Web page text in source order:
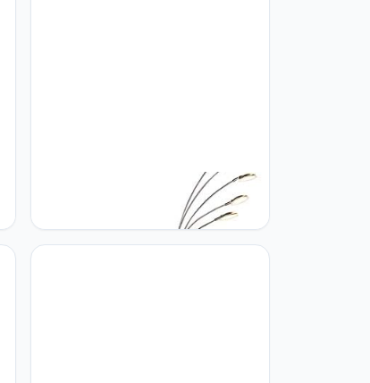
Qazqa QAZQA - Design Floor Lamp
Steel | Silver incl. LED with touch
dimmer - Sixties Trento | Dimmer |
Dimmable | Living room | Bedroom -